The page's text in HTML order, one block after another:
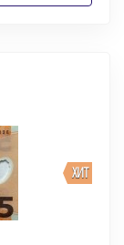
ХИТ